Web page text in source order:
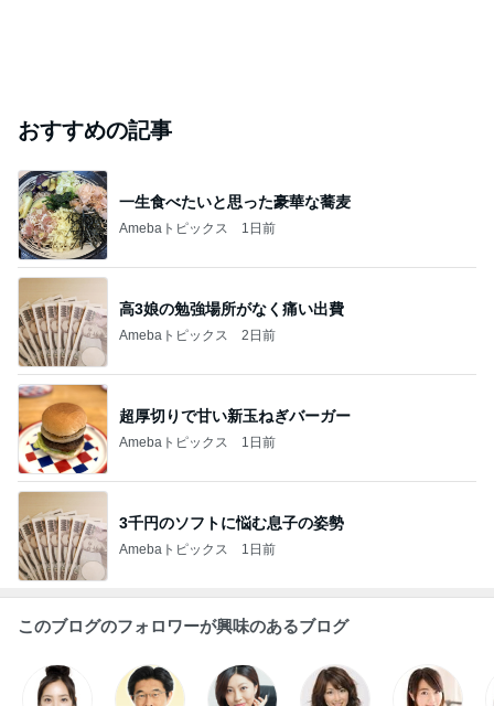
おすすめの記事
一生食べたいと思った豪華な蕎麦
Amebaトピックス 1日前
高3娘の勉強場所がなく痛い出費
Amebaトピックス 2日前
超厚切りで甘い新玉ねぎバーガー
Amebaトピックス 1日前
3千円のソフトに悩む息子の姿勢
Amebaトピックス 1日前
このブログのフォロワーが興味のあるブログ